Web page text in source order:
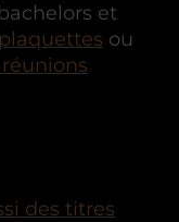
et
ou
des titres